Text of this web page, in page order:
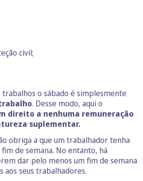
civil;
trabalhos o sábado é simplesmente
. Desse modo, aqui o
direito a nenhuma remuneração
suplementar.
obriga a que um trabalhador tenha
de semana. No entanto, há
dar pelo menos um fim de semana
aos seus trabalhadores.